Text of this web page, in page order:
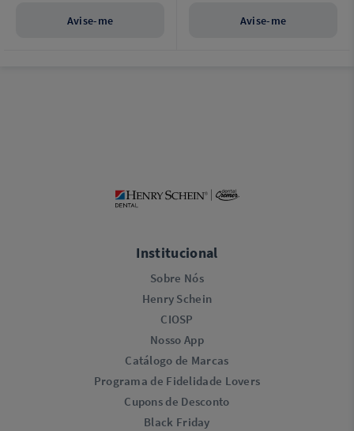
Avise-me Avise-me
Institucional
Sobre Nós
Henry Schein
CIOSP
Nosso App
Catálogo de Marcas
Programa de Fidelidade Lovers​
Cupons de Desconto
Black Friday